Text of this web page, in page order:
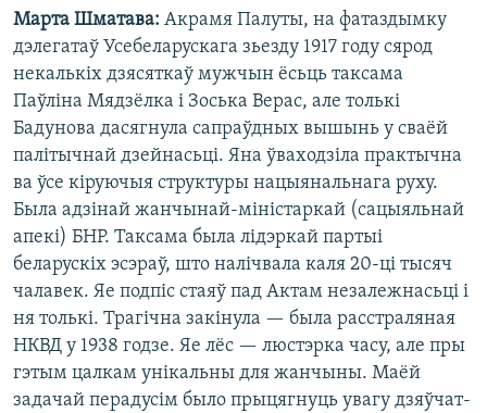
Марта Шматава: Акрамя Палуты, на фатаздымку
дэлегатаў Усебеларускага зьезду 1917 году сярод
некалькіх дзясяткаў мужчын ёсьць таксама
Паўліна Мядзёлка і Зоська Верас, але толькі
Бадунова дасягнула сапраўдных вышынь у сваёй
палітычнай дзейнасьці. Яна ўваходзіла практычна
ва ўсе кіруючыя структуры нацыянальнага руху.
Была адзінай жанчынай-міністаркай (сацыяльнай
апекі) БНР. Таксама была лідэркай партыі
беларускіх эсэраў, што налічвала каля 20-ці тысяч
чалавек. Яе подпіс стаяў пад Актам незалежнасьці і
ня толькі. Трагічна закінула — была расстраляная
НКВД у 1938 годзе. Яе лёс — люстэрка часу, але пры
гэтым цалкам унікальны для жанчыны. Маёй
задачай перадусім было прыцягнуць увагу дзяўчат-